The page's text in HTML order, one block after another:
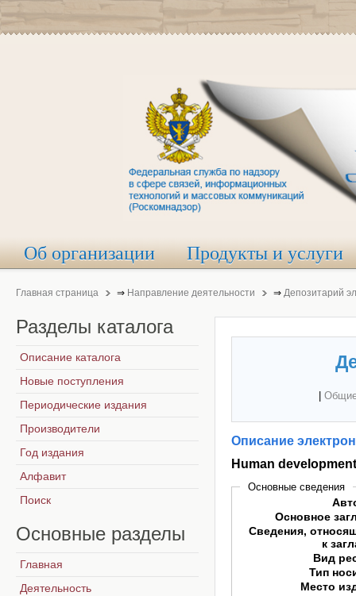
Об организации Продукты и услуги
Главная страница ⇒ Направление деятельности ⇒ Депозитарий
Описание
Human
Основные сведения
Основное
Сведения,
к
Вид
Тип
Место
Разделы каталога
Описание каталога
Новые поступления
Периодические издания
Производители
Год издания
Алфавит
Поиск
Основные разделы
Главная
Деятельность